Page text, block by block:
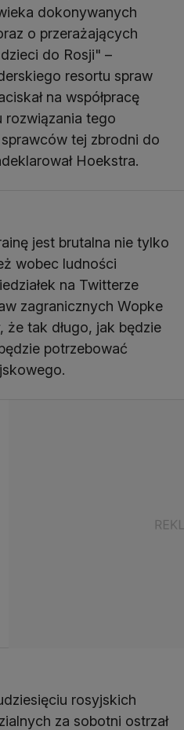
dokonywanych
o przerażających
do Rosji" –
resortu spraw
na współpracę
rozwiązania tego
tej zbrodni do
Hoekstra.
jest brutalna nie tylko
wobec ludności
na Twitterze
zagranicznych Wopke
że tak długo, jak będzie
potrzebować
rosyjskich
za sobotni ostrzał